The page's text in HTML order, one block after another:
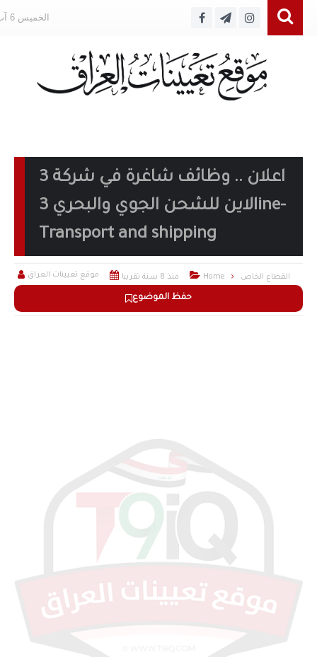
الخميس 6 آب 2026
اعلان .. وظائف شاغرة في شركة 3
لاين للشحن الجوي والبحري 3line-
Transport and shipping
حفظ الموضوع
 موقع تعيينات العراق  منذ 8 سنة تقريبا  Home القطاع الخاص